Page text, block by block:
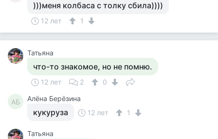
)))меня колбаса с толку сбила))))
12 лет 1
Татьяна
что-то знакомое, но не помню.
12 лет 2 0
АБ Алёна Берёзина
кукуруза 12 лет 1
Татьяна